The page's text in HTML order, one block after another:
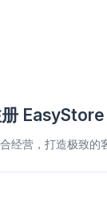
EasyStore
经营，打造极致的